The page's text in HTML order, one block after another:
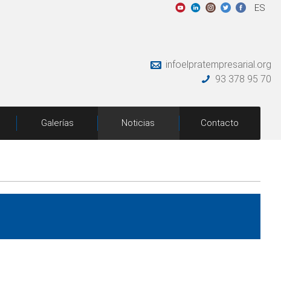
ES
infoelpratempresarial.org
93 378 95 70
Galerías Noticias Contacto